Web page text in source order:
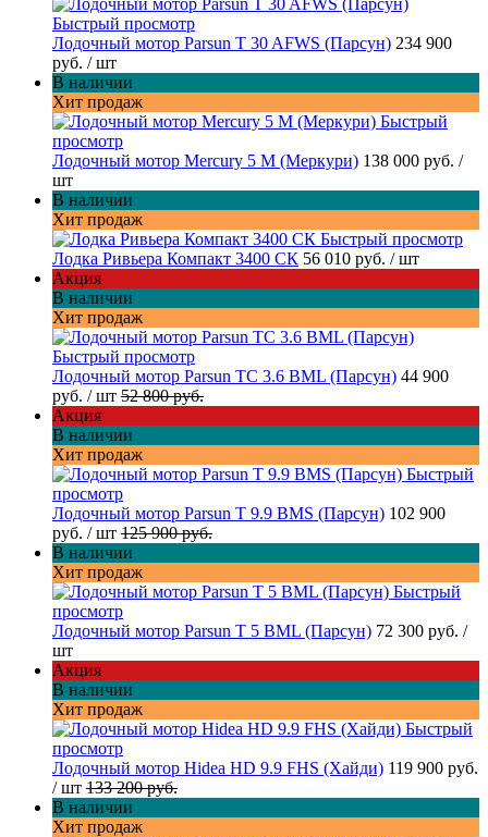
Быстрый просмотр
Лодочный мотор Parsun T 30 AFWS (Парсун) 234 900
руб. / шт
В наличии
Хит продаж
Быстрый
просмотр
Лодочный мотор Mercury 5 M (Меркури) 138 000 руб. /
шт
В наличии
Хит продаж
Быстрый просмотр
Лодка Ривьера Компакт 3400 СК 56 010 руб. / шт
Акция
В наличии
Хит продаж
Быстрый просмотр
Лодочный мотор Parsun TC 3.6 BML (Парсун) 44 900
руб. / шт 52 800 руб.
Акция
В наличии
Хит продаж
Быстрый
просмотр
Лодочный мотор Parsun T 9.9 BMS (Парсун) 102 900
руб. / шт 125 900 руб.
В наличии
Хит продаж
Быстрый
просмотр
Лодочный мотор Parsun T 5 BML (Парсун) 72 300 руб. /
шт
Акция
В наличии
Хит продаж
Быстрый
просмотр
Лодочный мотор Hidea HD 9.9 FHS (Хайди) 119 900 руб.
/ шт 133 200 руб.
В наличии
Хит продаж